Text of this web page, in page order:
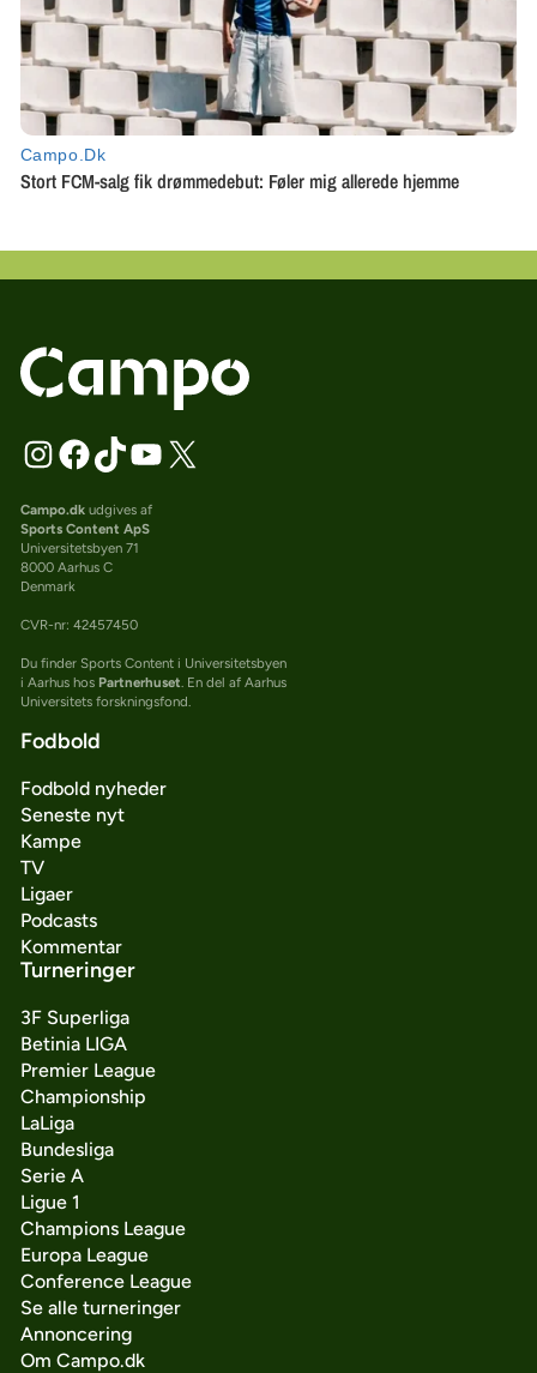
Campo.dkudgives af
Sports Content ApS
Universitetsbyen 71
8000 Aarhus C
Denmark
CVR-nr: 42457450
Du finder Sports Content i Universitetsbyen
i Aarhus hos Partnerhuset . En del af Aarhus
Universitets forskningsfond.
Fodbold
Fodbold nyheder
Seneste nyt
Kampe
TV
Ligaer
Podcasts
Kommentar
Turneringer
3F Superliga
Betinia LIGA
Premier League
Championship
LaLiga
Bundesliga
Serie A
Ligue 1
Champions League
Europa League
Conference League
Se alle turneringer
Annoncering
Om Campo.dk